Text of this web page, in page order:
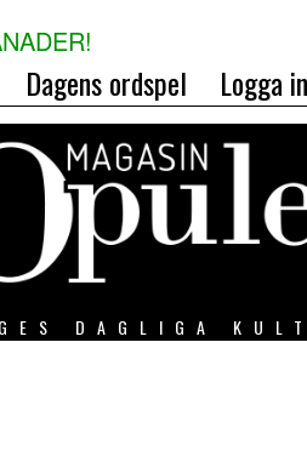
Dagens ordspel Logga
DAGLIGA